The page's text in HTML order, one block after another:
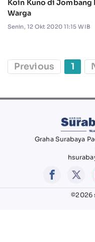
Koin Kuno di Jombang
Warga
Senin, 12 Okt 2020 11:15 WIB
Previous 1
Graha Surabaya
©2026